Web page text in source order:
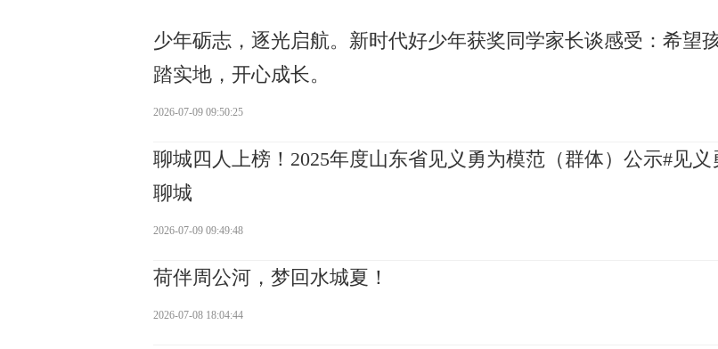
少年砺志，逐光启航。新时代好少年获奖同学家长谈感受：希望
踏实地，开心成长。
2026-07-09 09:50:25
聊城四人上榜！2025年度山东省见义勇为模范（群体）公示#见义
聊城
2026-07-09 09:49:48
荷伴周公河，梦回水城夏！
2026-07-08 18:04:44